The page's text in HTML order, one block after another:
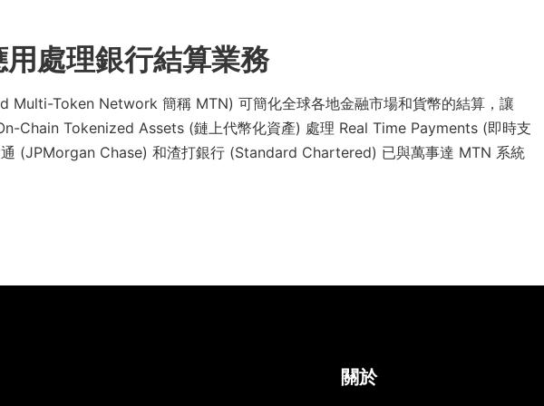
處理銀行結算業務
Multi-Token Network 簡稱 MTN) 可簡化全球各地金融市場和貨幣的結算，讓
Chain Tokenized Assets (鏈上代幣化資產) 處理 Real Time Payments (即時支
(JPMorgan Chase) 和渣打銀行 (Standard Chartered) 已與萬事達 MTN 系統
關於